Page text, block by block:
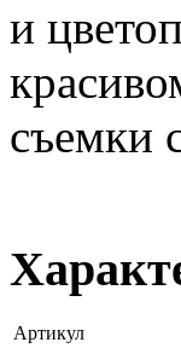
и
съемки
Артикул